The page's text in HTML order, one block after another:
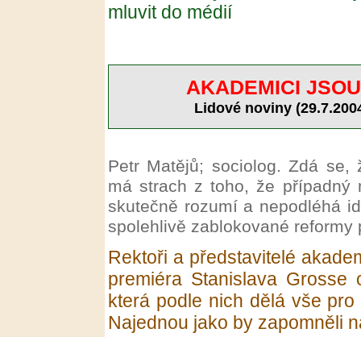
mluvit do médií
AKADEMICI
Lidové noviny
Petr Matějů; sociolog. Zdá se,
má strach z toho, že případný
skutečně rozumí a nepodléhá
spolehlivě zablokované reformy
Rektoři a představitelé
premiéra Stanislava Grosse
která podle nich dělá vše
Najednou jako by zapomněli